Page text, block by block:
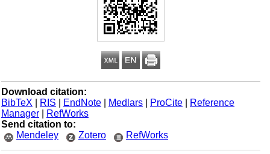
Download citation:
BibTeX
| RIS |EndNote |Medlars |ProCite |Reference
Manager
|RefWorks
Send citation to:
Mendeley
Zotero RefWorks